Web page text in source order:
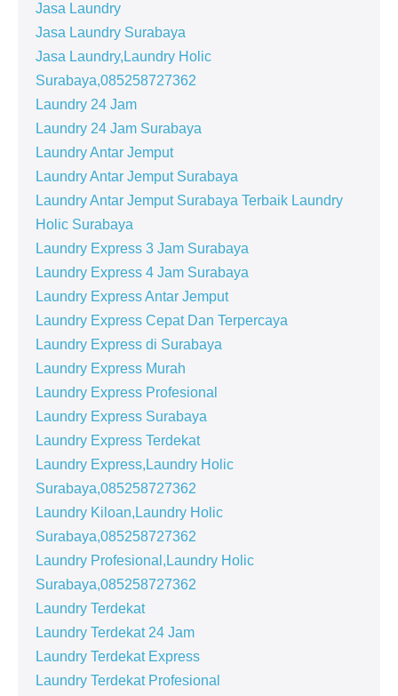
Jasa Laundry
Jasa Laundry Surabaya
Jasa Laundry,Laundry Holic
Surabaya,085258727362
Laundry 24 Jam
Laundry 24 Jam Surabaya
Laundry Antar Jemput
Laundry Antar Jemput Surabaya
Laundry Antar Jemput Surabaya Terbaik Laundry
Holic Surabaya
Laundry Express 3 Jam Surabaya
Laundry Express 4 Jam Surabaya
Laundry Express Antar Jemput
Laundry Express Cepat Dan Terpercaya
Laundry Express di Surabaya
Laundry Express Murah
Laundry Express Profesional
Laundry Express Surabaya
Laundry Express Terdekat
Laundry Express,Laundry Holic
Surabaya,085258727362
Laundry Kiloan,Laundry Holic
Surabaya,085258727362
Laundry Profesional,Laundry Holic
Surabaya,085258727362
Laundry Terdekat
Laundry Terdekat 24 Jam
Laundry Terdekat Express
Laundry Terdekat Profesional